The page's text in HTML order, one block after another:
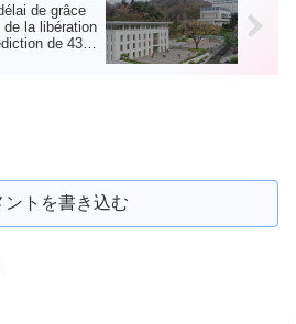
de grâce
de la libération
de 430
ントを書き込む